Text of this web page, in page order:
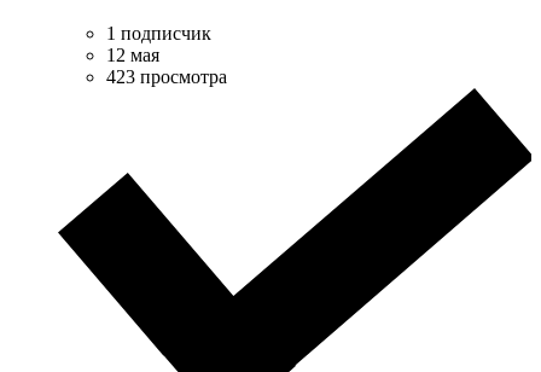
1 подписчик
12 мая
423 просмотра